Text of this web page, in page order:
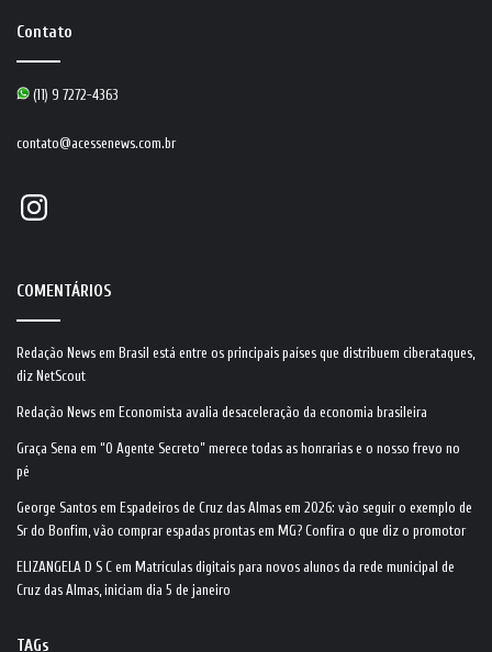
Contato
(11) 9 7272-4363
contato@acessenews.com.br
Instagram
COMENTÁRIOS
Redação News em Brasil está entre os principais países que distribuem ciberataques,
diz NetScout
Redação News em Economista avalia desaceleração da economia brasileira
Graça Sena em “O Agente Secreto” merece todas as honrarias e o nosso frevo no
pé
George Santos em Espadeiros de Cruz das Almas em 2026: vão seguir o exemplo de
Sr do Bonfim, vão comprar espadas prontas em MG? Confira o que diz o promotor
ELIZANGELA D S C em Matrículas digitais para novos alunos da rede municipal de
Cruz das Almas, iniciam dia 5 de janeiro
TAGs